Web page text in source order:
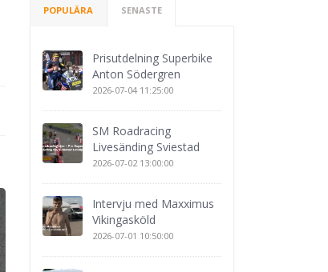
POPULÄRA SENASTE
Prisutdelning Superbike
Anton Södergren
2026-07-04 11:25:00
SM Roadracing
Livesänding Sviestad
2026-07-02 13:00:00
Intervju med Maxximus
Vikingasköld
2026-07-01 10:50:00